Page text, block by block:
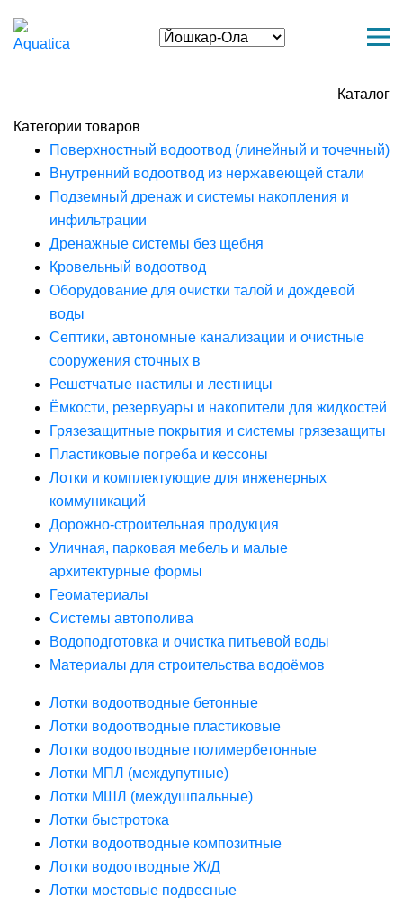
Каталог
Категории товаров
Поверхностный водоотвод (линейный и точечный)
Внутренний водоотвод из нержавеющей стали
Подземный дренаж и системы накопления и
инфильтрации
Дренажные системы без щебня
Кровельный водоотвод
Оборудование для очистки талой и дождевой
воды
Септики, автономные канализации и очистные
сооружения сточных в
Решетчатые настилы и лестницы
Ёмкости, резервуары и накопители для жидкостей
Грязезащитные покрытия и системы грязезащиты
Пластиковые погреба и кессоны
Лотки и комплектующие для инженерных
коммуникаций
Дорожно-строительная продукция
Уличная, парковая мебель и малые
архитектурные формы
Геоматериалы
Системы автополива
Водоподготовка и очистка питьевой воды
Материалы для строительства водоёмов
Лотки водоотводные бетонные
Лотки водоотводные пластиковые
Лотки водоотводные полимербетонные
Лотки МПЛ (междупутные)
Лотки МШЛ (междушпальные)
Лотки быстротока
Лотки водоотводные композитные
Лотки водоотводные Ж/Д
Лотки мостовые подвесные